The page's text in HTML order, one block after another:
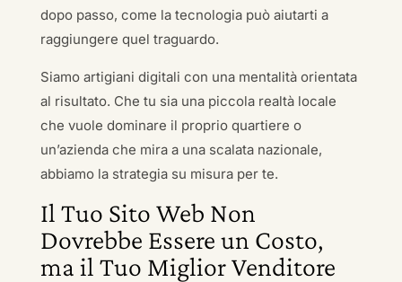
dopo passo, come la tecnologia può aiutarti a
raggiungere quel traguardo.
Siamo artigiani digitali con una mentalità orientata
al risultato. Che tu sia una piccola realtà locale
che vuole dominare il proprio quartiere o
un’azienda che mira a una scalata nazionale,
abbiamo la strategia su misura per te.
Il Tuo Sito Web Non
Dovrebbe Essere un Costo,
ma il Tuo Miglior Venditore